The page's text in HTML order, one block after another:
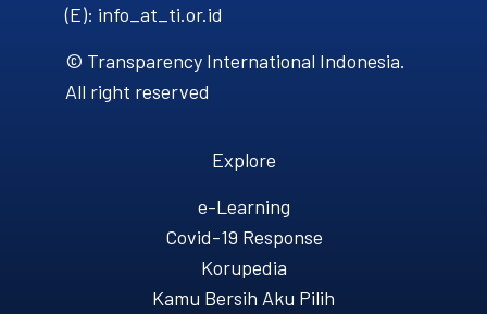
(E): info_at_ti.or.id
© Transparency International Indonesia.
All right reserved
Explore
e-Learning
Covid-19 Response
Korupedia
Kamu Bersih Aku Pilih